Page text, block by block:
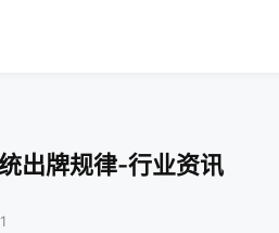
出牌规律-行业资讯